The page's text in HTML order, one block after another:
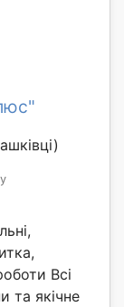
Всі
та якічне